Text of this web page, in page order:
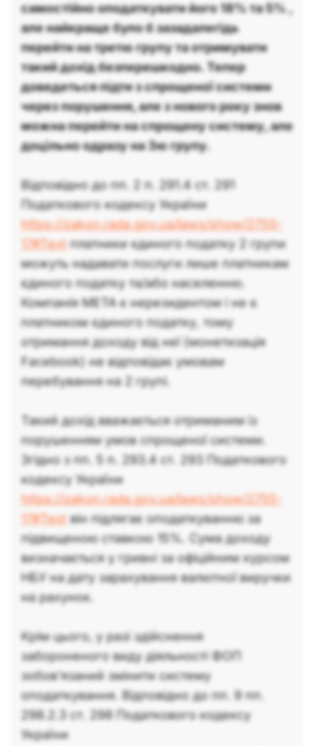
самостійно оподаткувати його 18% та 5% ,
але найкраще було б зазадалегідь
перейти на третю групу та отримувати
такий дохід безперешкодно. Тепер
доведеться підти з спрощеної системи
через порушення, але з нового року знов
можна перейти на спрощену систему, але
доцільно одразу на 3ю групу.
Відповідно до пп. 2 п. 291.4 ст. 291
Податкового кодексу України
https://zakon.rada.gov.ua/laws/show/2755-
17#Text платники єдиного податку 2 групи
можуть надавати послуги лише платникам
єдиного податку та/або населенню.
Компанія META є нерезидентом і не є
платником єдиного податку, тому
отримання доходу від неї (монетизація
Facebook) не відповідає умовам
перебування на 2 групі.
Такий дохід вважається отриманим із
порушенням умов спрощеної системи.
Згідно з пп. 5 п. 293.4 ст. 293 Податкового
кодексу України
https://zakon.rada.gov.ua/laws/show/2755-
17#Textвін підлягає оподаткуванню за
підвищеною ставкою 15%. Сума доходу
визначається у гривні за офіційним курсом
НБУ на дату зарахування валютної виручки
на рахунок.
Крім цього, у разі здійснення
забороненого виду діяльності ФОП
зобов’язаний змінити систему
оподаткування. Відповідно до пп. 9 пп.
298.2.3 ст. 298 Податкового кодексу
України